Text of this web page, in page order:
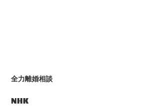
全力離婚相談
NHK